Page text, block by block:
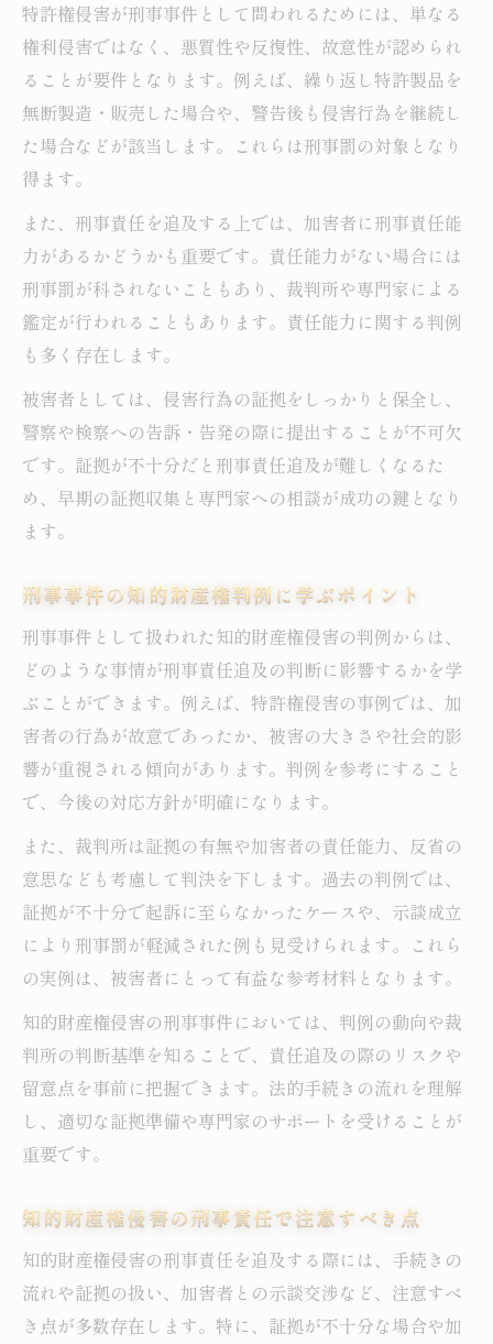
特許権侵害が刑事事件として問われるためには、単なる
権利侵害ではなく、悪質性や反復性、故意性が認められ
ることが要件となります。例えば、繰り返し特許製品を
無断製造・販売した場合や、警告後も侵害行為を継続し
た場合などが該当します。これらは刑事罰の対象となり
得ます。
また、刑事責任を追及する上では、加害者に刑事責任能
力があるかどうかも重要です。責任能力がない場合には
刑事罰が科されないこともあり、裁判所や専門家による
鑑定が行われることもあります。責任能力に関する判例
も多く存在します。
被害者としては、侵害行為の証拠をしっかりと保全し、
警察や検察への告訴・告発の際に提出することが不可欠
です。証拠が不十分だと刑事責任追及が難しくなるた
め、早期の証拠収集と専門家への相談が成功の鍵となり
ます。
刑事事件の知的財産権判例に学ぶポイント
刑事事件として扱われた知的財産権侵害の判例からは、
どのような事情が刑事責任追及の判断に影響するかを学
ぶことができます。例えば、特許権侵害の事例では、加
害者の行為が故意であったか、被害の大きさや社会的影
響が重視される傾向があります。判例を参考にすること
で、今後の対応方針が明確になります。
また、裁判所は証拠の有無や加害者の責任能力、反省の
意思なども考慮して判決を下します。過去の判例では、
証拠が不十分で起訴に至らなかったケースや、示談成立
により刑事罰が軽減された例も見受けられます。これら
の実例は、被害者にとって有益な参考材料となります。
知的財産権侵害の刑事事件においては、判例の動向や裁
判所の判断基準を知ることで、責任追及の際のリスクや
留意点を事前に把握できます。法的手続きの流れを理解
し、適切な証拠準備や専門家のサポートを受けることが
重要です。
知的財産権侵害の刑事責任で注意すべき点
知的財産権侵害の刑事責任を追及する際には、手続きの
流れや証拠の扱い、加害者との示談交渉など、注意すべ
き点が多数存在します。特に、証拠が不十分な場合や加